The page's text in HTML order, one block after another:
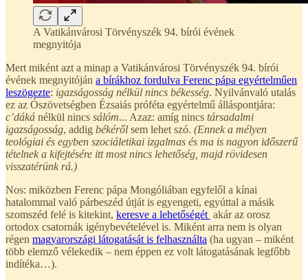
A Vatikánvárosi Törvényszék 94. bírói évének
megnyitója
Mert miként azt a minap a Vatikánvárosi Törvényszék 94. bírói
évének megnyitóján a bírákhoz fordulva Ferenc pápa egyértelműen
leszögezte: igazságosság nélkül nincs békesség. Nyilvánvaló utalás
ez az Ószövetségben Ézsaiás próféta egyértelmű álláspontjára:
c’dáká nélkül nincs sálóm... Azaz: amíg nincs társadalmi
igazságosság, addig békéről sem lehet szó. (Ennek a mélyen
teológiai és egyben szociáletikai izgalmas és ma is nagyon időszerű
tételnek a kifejtésére itt most nincs lehetőség, majd rövidesen
visszatérünk rá.)
Nos: miközben Ferenc pápa Mongóliában egyfelől a kínai
hatalommal való párbeszéd útját is egyengeti, egyúttal a másik
szomszéd felé is kitekint, keresve a lehetőségét akár az orosz
ortodox csatornák igénybevételével is. Miként arra nem is olyan
régen magyarországi látogatását is felhasználta (ha ugyan – miként
több elemző vélekedik – nem éppen ez volt látogatásának legfőbb
indítéka…).